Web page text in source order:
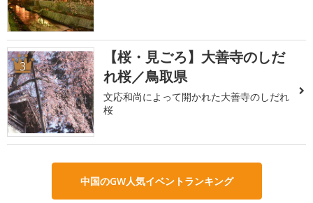
3
【桜・見ごろ】大善寺のしだ
れ桜／鳥取県
文応和尚によって開かれた大善寺のしだれ
桜
中国のGW人気イベントランキング